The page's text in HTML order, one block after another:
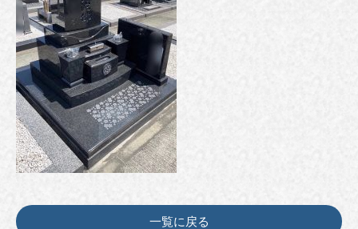
一覧に戻る